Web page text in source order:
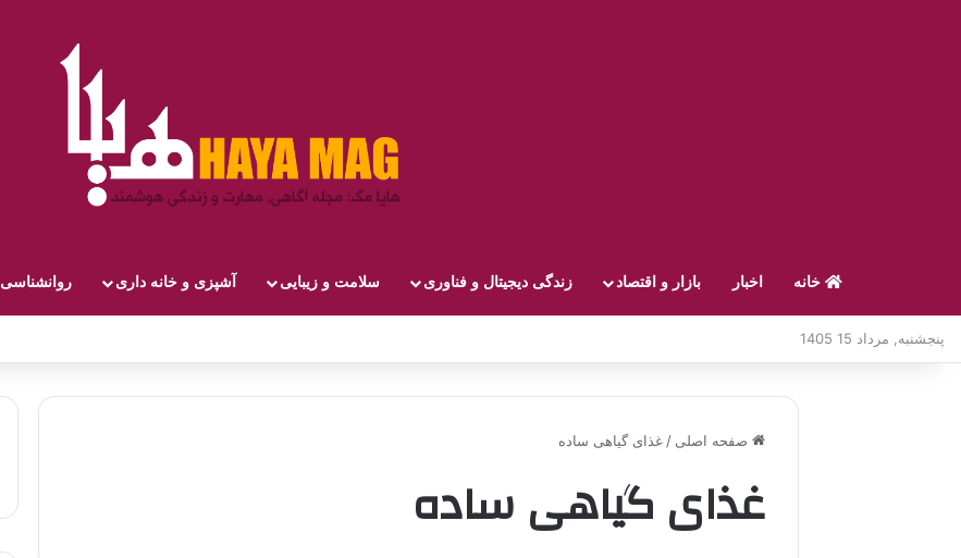
خانه اخبار بازار و اقتصاد زندگی دیجیتال و فناوری سلامت و زیبایی آشپزی و خانه داری روانشناسی
پنجشنبه, مرداد 15 1405
صفحه اصلی / غذای گیاهی ساده
غذای گیاهی ساده